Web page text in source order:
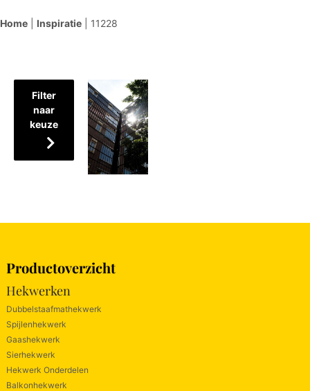
Home Inspiratie 11228
Filter
naar
keuze
Productoverzicht
Hekwerken
Dubbelstaafmathekwerk
Spijlenhekwerk
Gaashekwerk
Sierhekwerk
Hekwerk Onderdelen
Balkonhekwerk